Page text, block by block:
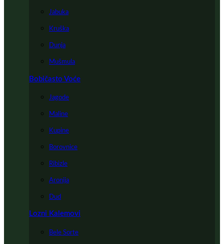
Jabuka
Kruška
Dunja
Mušmula
Bobičasto Voće
Jagode
Maline
Kupine
Borovnice
Ribizle
Aronija
Dud
Lozni Kalemovi
Bele Sorte